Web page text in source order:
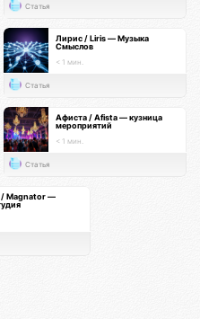
Статья
Лирис / Liris — Музыка
Смыслов
< 1 мин.
Статья
Афиста / Afista — кузница
мероприятий
< 1 мин.
Статья
/ Magnator —